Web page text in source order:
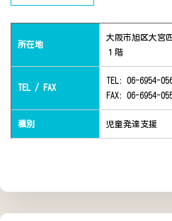
所在地
大阪市旭区大宮
１階
TEL / FAX
TEL: 06-6954-
FAX: 06-6954-
種別 児童発達支援